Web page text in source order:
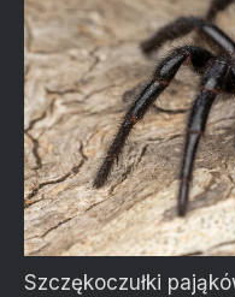
Szczękoczułki